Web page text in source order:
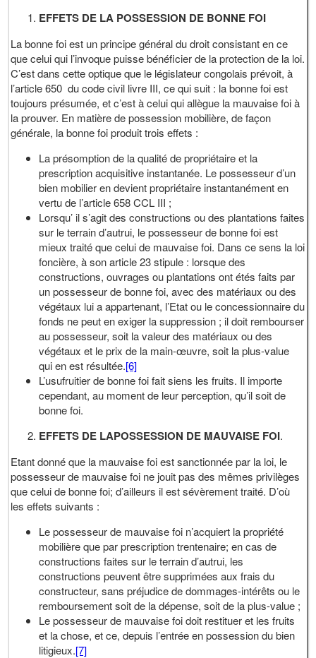
EFFETS DE LA POSSESSION DE BONNE FOI
La bonne foi est un principe général du droit consistant en ce
que celui qui l’invoque puisse bénéficier de la protection de la loi.
C’est dans cette optique que le législateur congolais prévoit, à
l’article 650 du code civil livre III, ce qui suit : la bonne foi est
toujours présumée, et c’est à celui qui allègue la mauvaise foi à
la prouver. En matière de possession mobilière, de façon
générale, la bonne foi produit trois effets :
La présomption de la qualité de propriétaire et la
prescription acquisitive instantanée. Le possesseur d’un
bien mobilier en devient propriétaire instantanément en
vertu de l’article 658 CCL III ;
Lorsqu’ il s’agit des constructions ou des plantations faites
sur le terrain d’autrui, le possesseur de bonne foi est
mieux traité que celui de mauvaise foi. Dans ce sens la loi
foncière, à son article 23 stipule : lorsque des
constructions, ouvrages ou plantations ont étés faits par
un possesseur de bonne foi, avec des matériaux ou des
végétaux lui a appartenant, l’Etat ou le concessionnaire du
fonds ne peut en exiger la suppression ; il doit rembourser
au possesseur, soit la valeur des matériaux ou des
végétaux et le prix de la main-œuvre, soit la plus-value
qui en est résultée.[6]
L’usufruitier de bonne foi fait siens les fruits. Il importe
cependant, au moment de leur perception, qu’il soit de
bonne foi.
EFFETS DE LAPOSSESSION DE MAUVAISE FOI.
Etant donné que la mauvaise foi est sanctionnée par la loi, le
possesseur de mauvaise foi ne jouit pas des mêmes privilèges
que celui de bonne foi; d’ailleurs il est sévèrement traité. D’où
les effets suivants :
Le possesseur de mauvaise foi n’acquiert la propriété
mobilière que par prescription trentenaire; en cas de
constructions faites sur le terrain d’autrui, les
constructions peuvent être supprimées aux frais du
constructeur, sans préjudice de dommages-intérêts ou le
remboursement soit de la dépense, soit de la plus-value ;
Le possesseur de mauvaise foi doit restituer et les fruits
et la chose, et ce, depuis l’entrée en possession du bien
litigieux.[7]